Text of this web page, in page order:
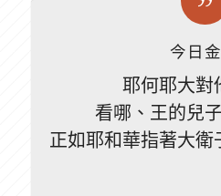
今日
耶何耶大對
看哪、王的兒
正如耶和華指著大衛